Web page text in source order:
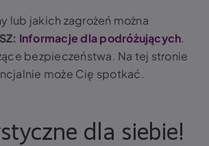
lub jakich zagrożeń można
Informacje dla podróżujących.
bezpieczeństwa. Na tej stronie
może Cię spotkać.
dla siebie!